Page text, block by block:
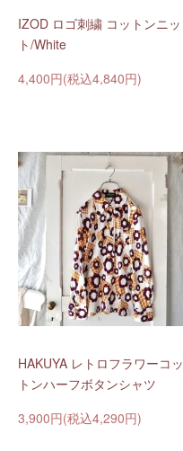
IZOD ロゴ刺繍 コットンニッ
ト/White
4,400円(税込4,840円)
HAKUYA レトロフラワーコッ
トンハーフボタンシャツ
3,900円(税込4,290円)